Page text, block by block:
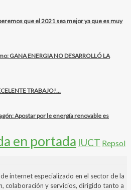
que el 2021 sea mejor ya que es muy
GANA ENERGIA NO DESARROLLÓ LA
TRABAJO!...
Apostar por le energía renovable es
en portada IUCT Repsol
internet especializado en el sector de la
colaboración y servicios, dirigido tanto a